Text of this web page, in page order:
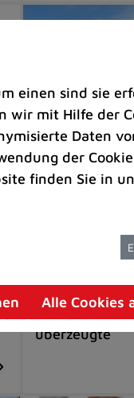
Beispiel für
Projekt zur
der einst
überzeugte
einen sind sie
wir mit Hilfe der
Daten
der
finden Sie in
Alle Cookies